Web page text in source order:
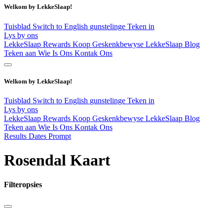
Welkom by LekkeSlaap!
Tuisblad Switch to English gunstelinge Teken in
Lys by ons
LekkeSlaap Rewards Koop Geskenkbewyse LekkeSlaap Blog
Teken aan Wie Is Ons Kontak Ons
Welkom by LekkeSlaap!
Tuisblad Switch to English gunstelinge Teken in
Lys by ons
LekkeSlaap Rewards Koop Geskenkbewyse LekkeSlaap Blog
Teken aan Wie Is Ons Kontak Ons
Results Dates Prompt
Rosendal Kaart
Filteropsies